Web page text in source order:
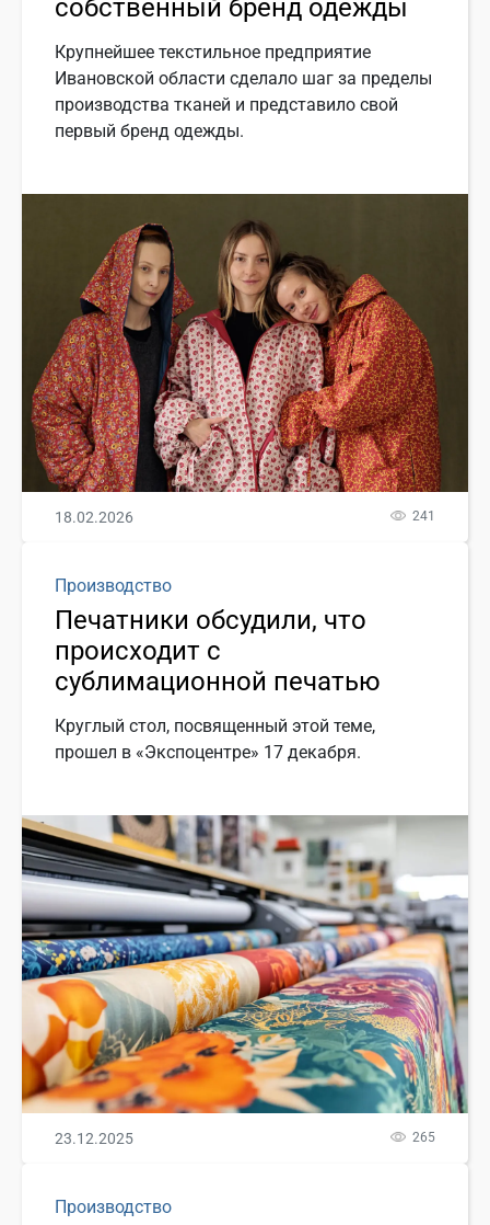
собственный бренд одежды
Крупнейшее текстильное предприятие
Ивановской области сделало шаг за пределы
производства тканей и представило свой
первый бренд одежды.
18.02.2026 241
Производство
Печатники обсудили, что
происходит с
сублимационной печатью
Круглый стол, посвященный этой теме,
прошел в «Экспоцентре» 17 декабря.
23.12.2025 265
Производство